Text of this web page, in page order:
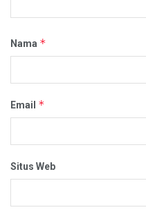
Nama *
Email *
Situs Web